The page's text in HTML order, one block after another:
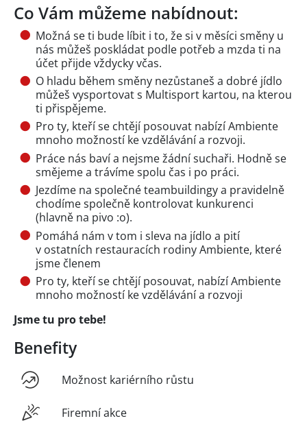
Co Vám můžeme nabídnout:
Možná se ti bude líbit i to, že si v měsíci směny u
nás můžeš poskládat podle potřeb a mzda ti na
účet přijde vždycky včas.
O hladu během směny nezůstaneš a dobré jídlo
můžeš vysportovat s Multisport kartou, na kterou
ti přispějeme.
Pro ty, kteří se chtějí posouvat nabízí Ambiente
mnoho možností ke vzdělávání a rozvoji.
Práce nás baví a nejsme žádní suchaři. Hodně se
smějeme a trávíme spolu čas i po práci.
Jezdíme na společné teambuildingy a pravidelně
chodíme společně kontrolovat kunkurenci
(hlavně na pivo :o).
Pomáhá nám v tom i sleva na jídlo a pití
v ostatních restauracích rodiny Ambiente, které
jsme členem
Pro ty, kteří se chtějí posouvat, nabízí Ambiente
mnoho možností ke vzdělávání a rozvoji
Jsme tu pro tebe!
Benefity
Možnost kariérního růstu
Firemní akce